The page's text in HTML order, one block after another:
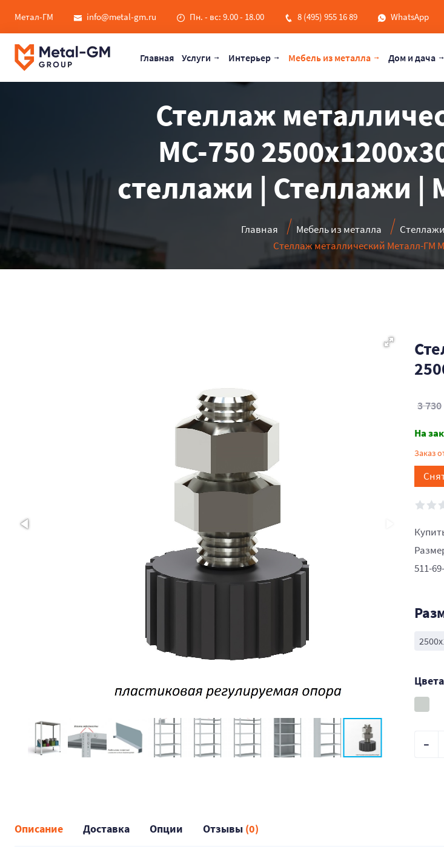
Метал-ГМ info@metal-gm.ru Пн. - вс: 9.00 - 18.00 8 (495) 955 16 89 WhatsApp
Главная Услуги Интерьер Мебель из металла Дом и дача
Стеллаж
МС-750
стеллажи | Стеллажи |
Главная Мебель из металла Стеллажи
Стеллаж металлический Металл-ГМ
3 730
На
Заказ
511-
Цвета
Описание Доставка Опции Отзывы (0)